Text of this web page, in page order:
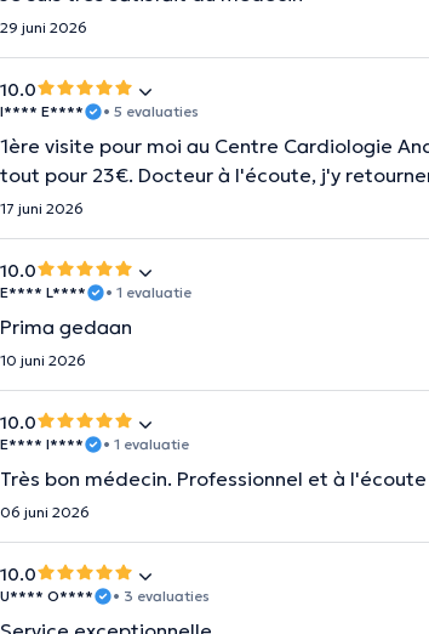
29 juni 2026
10.0
I**** E**** • 5 evaluaties
1ère visite pour moi au Centre Cardiologie
tout pour 23€. Docteur à l'écoute, j'y
17 juni 2026
10.0
E**** L**** • 1 evaluatie
Prima gedaan
10 juni 2026
10.0
E**** I**** • 1 evaluatie
Très bon médecin. Professionnel et à l'écoute
06 juni 2026
10.0
U**** O**** • 3 evaluaties